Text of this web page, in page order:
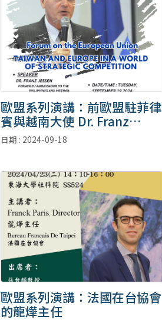
歐盟系列演講：前歐盟駐菲律
賓與越南大使 Dr. Franz
Jessen
日期 : 2024-09-18
歐盟系列演講：法國在台協會
的龍燁主任